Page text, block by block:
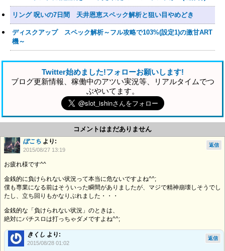
リング 呪いの7日間 天井恩恵スペック解析と狙い目やめどき
ディスクアップ スペック解析～フル攻略で103%(設定1)の激甘ART
機～
Twitter始めました!フォローお願いします!
ブログ更新情報、稼働中のアツい実況等、リアルタイムでつ
ぶやいてます。
コメントはまだありません
ぽこち より:
2015/08/27 13:19
お疲れ様です^^
金銭的に負けられない状況って本当に危ないですよね^^;
僕も専業になる前はそういった瞬間がありましたが、マジで精神崩壊しそうでし
たし、立ち回りもかなりぶれました・・・
金銭的な「負けられない状況」のときは、
絶対にパチスロは打っちゃダメですよね^^;
返信
きくし より:
2015/08/28 01:02
返信